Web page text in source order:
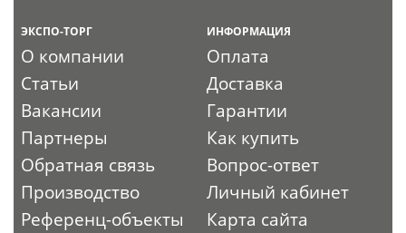
ЭКСПО-ТОРГ
О компании
Статьи
Вакансии
Партнеры
Обратная связь
Производство
Референц-объекты
ИНФОРМАЦИЯ
Оплата
Доставка
Гарантии
Как купить
Вопрос-ответ
Личный кабинет
Карта сайта